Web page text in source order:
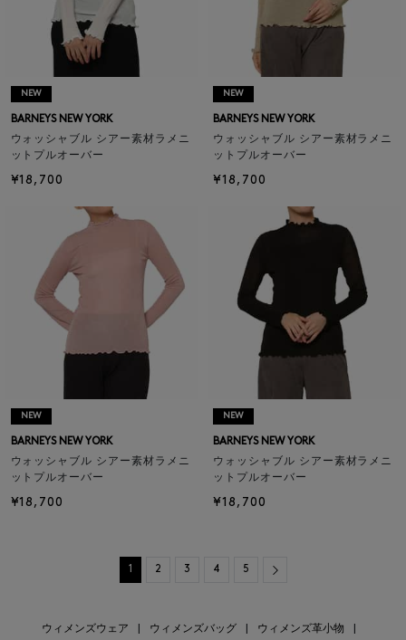
NEW
BARNEYS NEW YORK
ウォッシャブル シアー素材ラメニ
ットプルオーバー
¥18,700
NEW
BARNEYS NEW YORK
ウォッシャブル シアー素材ラメニ
ットプルオーバー
¥18,700
NEW
BARNEYS NEW YORK
ウォッシャブル シアー素材ラメニ
ットプルオーバー
¥18,700
NEW
BARNEYS NEW YORK
ウォッシャブル シアー素材ラメニ
ットプルオーバー
¥18,700
1 2 3 4 5 Next
ウィメンズウェア ウィメンズバッグ ウィメンズ革小物